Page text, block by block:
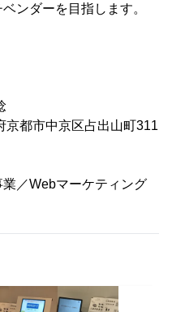
ンダーを目指します。
市中京区占出山町311
／Webマーケティング